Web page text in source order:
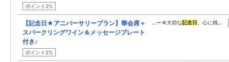
ポイント2%
【記念日★アニバーサリープラン】華会席＋
スパークリングワイン＆メッセージプレート
付き♪
ポイント2%
…ー☆大切な記念日 、心に残…